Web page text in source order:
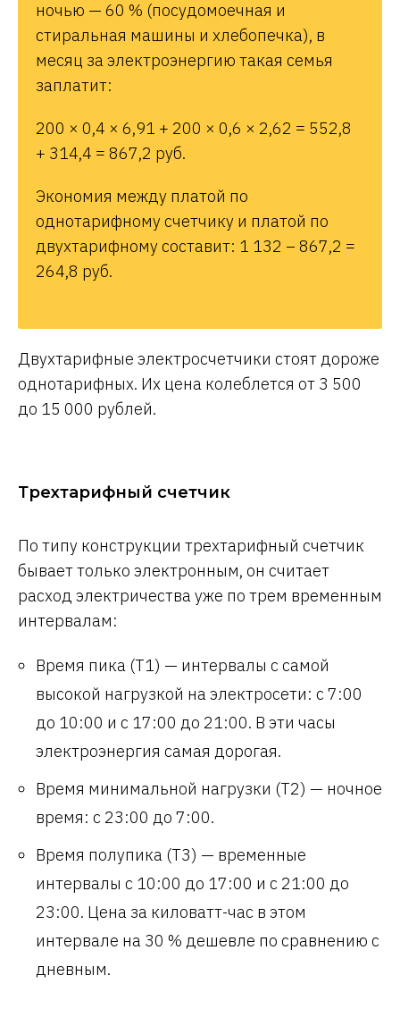
ночью — 60 % (посудомоечная и
стиральная машины и хлебопечка), в
месяц за электроэнергию такая семья
заплатит:
200 × 0,4 × 6,91 + 200 × 0,6 × 2,62 = 552,8
+ 314,4 = 867,2 руб.
Экономия между платой по
однотарифному счетчику и платой по
двухтарифному составит: 1 132 – 867,2 =
264,8 руб.
Двухтарифные электросчетчики стоят дороже
однотарифных. Их цена колеблется от 3 500
до 15 000 рублей.
Трехтарифный счетчик
По типу конструкции трехтарифный счетчик
бывает только электронным, он считает
расход электричества уже по трем временным
интервалам:
Время пика (Т1) — интервалы с самой
высокой нагрузкой на электросети: с 7:00
до 10:00 и с 17:00 до 21:00. В эти часы
электроэнергия самая дорогая.
Время минимальной нагрузки (Т2) — ночное
время: с 23:00 до 7:00.
Время полупика (Т3) — временные
интервалы с 10:00 до 17:00 и с 21:00 до
23:00. Цена за киловатт-час в этом
интервале на 30 % дешевле по сравнению с
дневным.